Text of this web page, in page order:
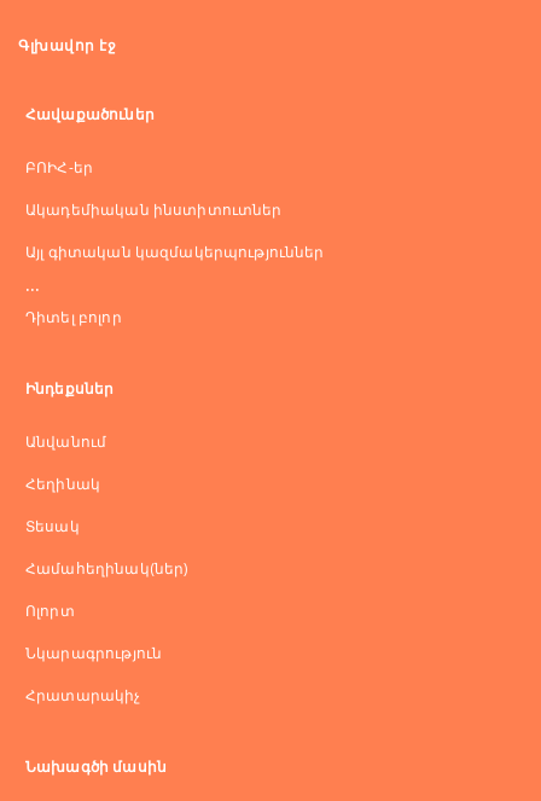
Գլխավոր էջ
Հավաքածուներ
ԲՈԻՀ-եր
Ակադեմիական ինստիտուտներ
Այլ գիտական կազմակերպություններ
...
Դիտել բոլոր
Ինդեքսներ
Անվանում
Հեղինակ
Տեսակ
Համահեղինակ(ներ)
Ոլորտ
Նկարագրություն
Հրատարակիչ
Նախագծի մասին